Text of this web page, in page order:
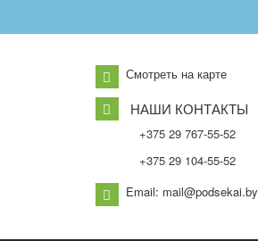
Смотреть на карте
НАШИ КОНТАКТЫ
+375 29 767-55-52
+375 29 104-55-52
Email: mail@podsekai.by